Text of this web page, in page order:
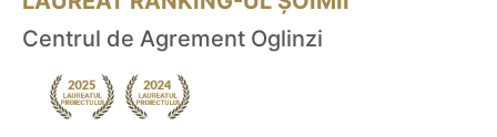
Centrul de Agrement Oglinzi